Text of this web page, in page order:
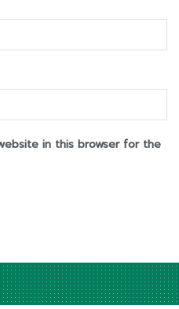
in this browser for the